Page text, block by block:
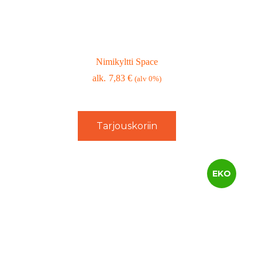
Nimikyltti Space
7,83€ (alv 0%)
Tarjouskoriin
EKO